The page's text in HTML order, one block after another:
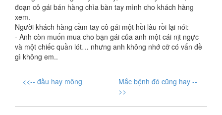
đoạn cô gái bán hàng chìa bàn tay mình cho khách hàng
xem.
Người khách hàng cầm tay cô gái một hồi lâu rồi lại nói:
- Anh còn muốn mua cho bạn gái của anh một cái nịt ngực
và một chiếc quần lót… nhưng anh không nhớ cỡ có vấn đề
gì không em..
<<-- đầu hay mông
Mắc bệnh đó cũng hay --
>>